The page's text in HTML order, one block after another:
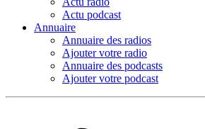
Actu podcast
Annuaire
Annuaire des radios
Ajouter votre radio
Annuaire des podcasts
Ajouter votre podcast